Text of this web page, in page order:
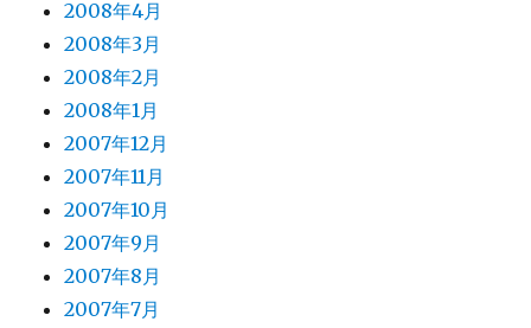
2008年4月
2008年3月
2008年2月
2008年1月
2007年12月
2007年11月
2007年10月
2007年9月
2007年8月
2007年7月